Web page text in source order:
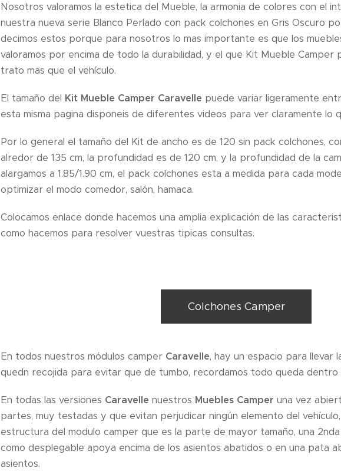
Nosotros valoramos la estetica del Mueble, la armonia de colores con el
nuestra nueva serie Blanco Perlado con pack colchones en Gris Oscuro
decimos estos porque para nosotros lo mas importante es que los
valoramos por encima de todo la durabilidad, y el que Kit Mueble Camper
trato mas que el vehículo.
El tamaño del Kit Mueble Camper Caravelle puede variar ligeramente
esta misma pagina disponeis de diferentes videos para ver claramente lo
Por lo general el tamaño del Kit de ancho es de 120 sin pack colchones,
alredor de 135 cm, la profundidad es de 120 cm, y la profundidad de la
alargamos a 1.85/1.90 cm, el pack colchones esta a medida para cada
optimizar el modo comedor, salón, hamaca.
Colocamos enlace donde hacemos una amplia explicación de las
como hacemos para resolver vuestras tipicas consultas.
Colchones Camper
En todos nuestros módulos camper Caravelle, hay un espacio para llevar
quedn recojida para evitar que de tumbo, recordamos todo queda dentro
En todas las versiones Caravelle nuestros Muebles Camper una vez
partes, muy testadas y que evitan perjudicar ningún elemento del
estructura del modulo camper que es la parte de mayor tamaño, una
como desplegable apoya encima de los asientos abatidos o en una pata
asientos.